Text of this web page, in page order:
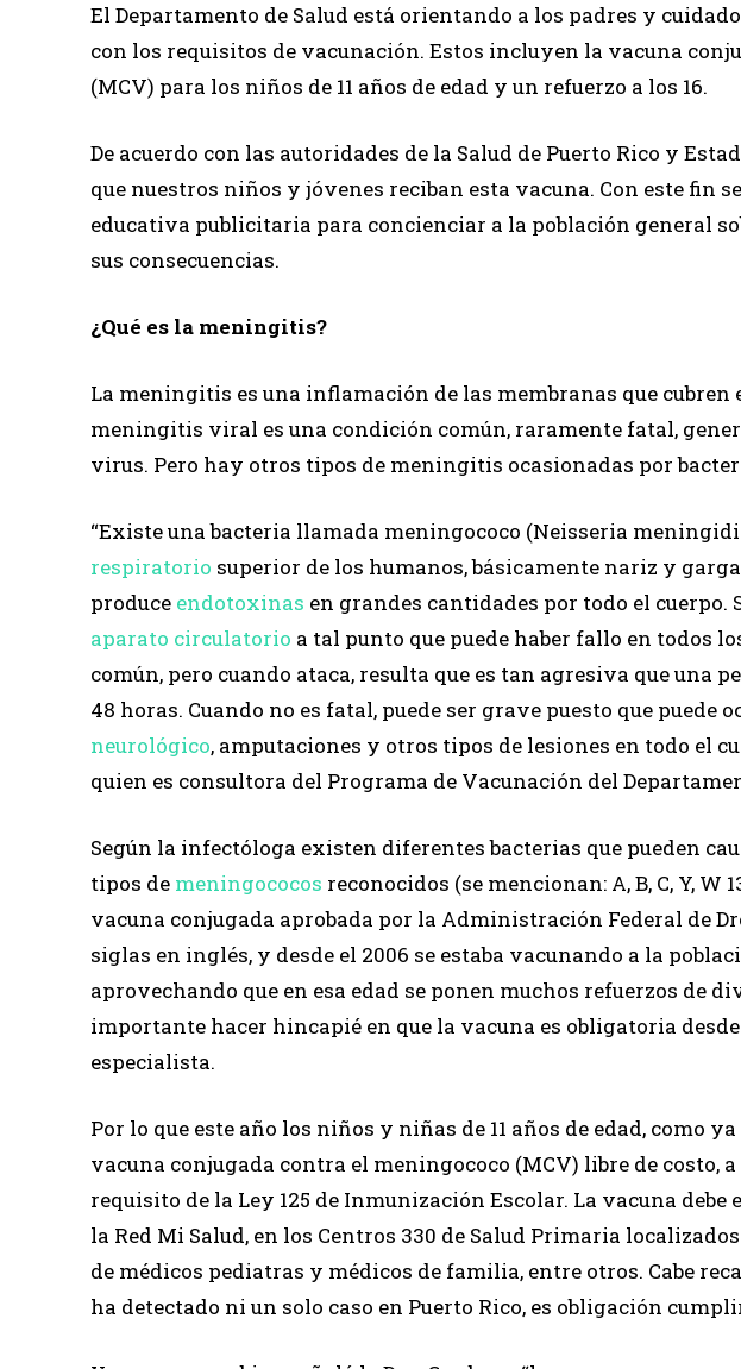
El Departamento de Salud está orientando a los padres y
con los requisitos de vacunación. Estos incluyen la vacuna
(MCV) para los niños de 11 años de edad y un refuerzo a los 16.
De acuerdo con las autoridades de la Salud de Puerto Rico y
que nuestros niños y jóvenes reciban esta vacuna. Con este fin
educativa publicitaria para concienciar a la población general
sus consecuencias.
¿Qué es la meningitis?
La meningitis es una inflamación de las membranas que cubren
meningitis viral es una condición común, raramente fatal,
virus. Pero hay otros tipos de meningitis ocasionadas por
“Existe una bacteria llamada meningococo (Neisseria
respiratorio superior de los humanos, básicamente nariz y
produce endotoxinas en grandes cantidades por todo el cuerpo.
aparato circulatorio a tal punto que puede haber fallo en todos
común, pero cuando ataca, resulta que es tan agresiva que una
48 horas. Cuando no es fatal, puede ser grave puesto que puede
neurológico, amputaciones y otros tipos de lesiones en todo el
quien es consultora del Programa de Vacunación del
Según la infectóloga existen diferentes bacterias que pueden
tipos de meningococos reconocidos (se mencionan: A, B, C, Y, W
vacuna conjugada aprobada por la Administración Federal de
siglas en inglés, y desde el 2006 se estaba vacunando a la
aprovechando que en esa edad se ponen muchos refuerzos de
importante hacer hincapié en que la vacuna es obligatoria desde
especialista.
Por lo que este año los niños y niñas de 11 años de edad, como
vacuna conjugada contra el meningococo (MCV) libre de costo,
requisito de la Ley 125 de Inmunización Escolar. La vacuna
la Red Mi Salud, en los Centros 330 de Salud Primaria
de médicos pediatras y médicos de familia, entre otros. Cabe
ha detectado ni un solo caso en Puerto Rico, es obligación